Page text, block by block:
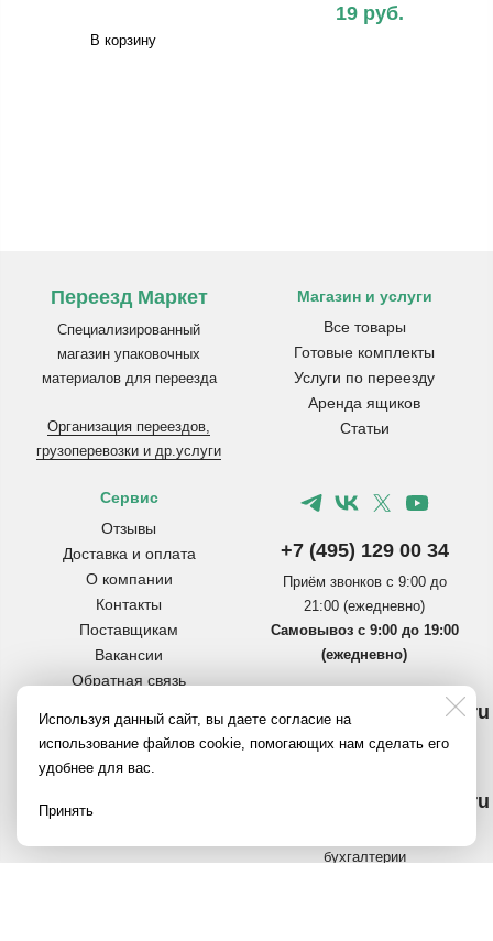
В корзину
19 руб.
Переезд Маркет
Специализированный
магазин упаковочных
материалов для переезда
Организация переездов,
грузоперевозки и др.услуги
Магазин и услуги
Все товары
Готовые комплекты
Услуги по переезду
Аренда ящиков
Статьи
Сервис
Отзывы
Доставка и оплата
О компании
Контакты
Поставщикам
Вакансии
Обратная связь
коробок
Вопросы и ответы
Полезное на Яндекс.Дзен
+7 (495) 129 00 34
Приём звонков с 9:00 до
21:00 (ежедневно)
Самовывоз с 9:00 до 19:00
(ежедневно)
info@pereezdmarket.ru
Общая почта для клиентов
buh@pereezdmarket.ru
бухгалтерии
Используя данный сайт, вы даете согласие на
использование файлов cookie, помогающих нам сделать его
удобнее для вас.
Принять